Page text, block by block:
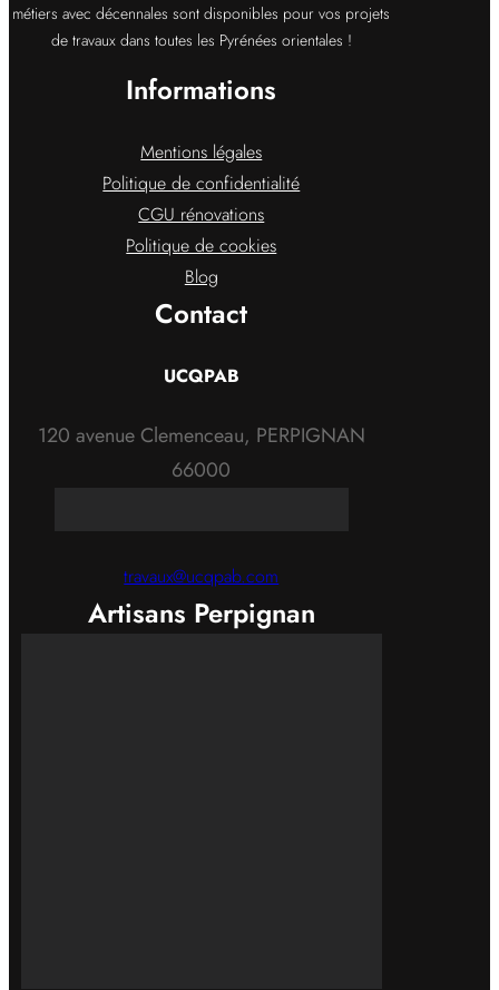
métiers avec décennales sont disponibles pour vos projets
de travaux dans toutes les Pyrénées orientales !
Informations
Mentions légales
Politique de confidentialité
CGU rénovations
Politique de cookies
Blog
Contact
UCQPAB
120 avenue Clemenceau, PERPIGNAN
66000
travaux@ucqpab.com
Artisans Perpignan